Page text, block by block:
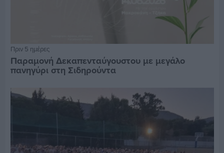
Πριν 5 ημέρες
Παραμονή Δεκαπενταύγουστου με μεγάλο
πανηγύρι στη Σιδηρούντα